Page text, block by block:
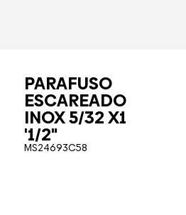
PARAFUSO
ESCAREADO
INOX 5/32 X1
'1/2"
MS24693C58